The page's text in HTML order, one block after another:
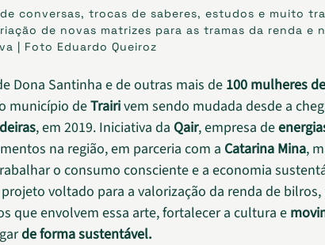
conversas, trocas de saberes, estudos e muito
de novas matrizes para as tramas da renda e
| Foto Eduardo Queiroz
Dona Santinha e de outras mais de 100 mulheres
município deTrairivem sendo mudada desde a
, em 2019. Iniciativa da Qair, empresa de
na região, em parceria com a Catarina Mina,
o consumo consciente e a economia
voltado para a valorização da renda de
que envolvem essa arte, fortalecer a cultura e
de forma sustentável.